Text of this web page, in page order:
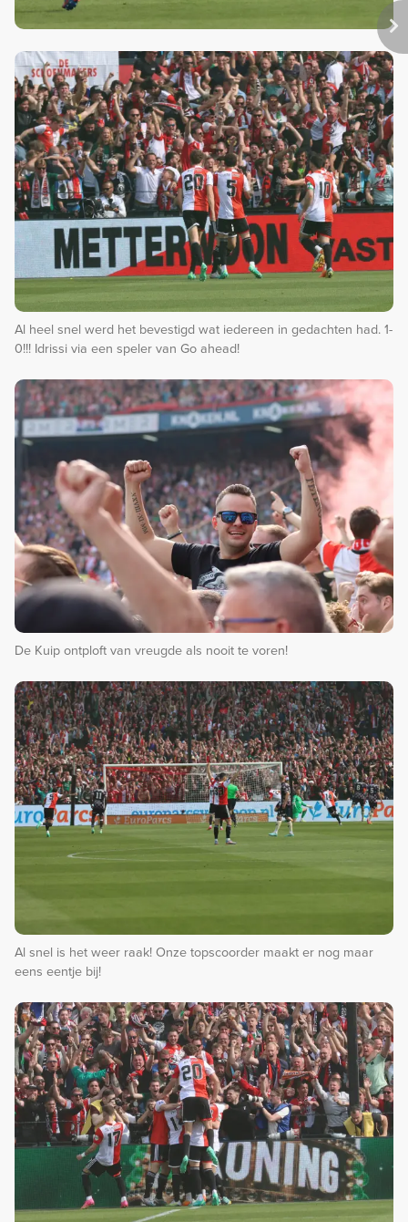
Al heel snel werd het bevestigd wat iedereen in gedachten had. 1-
0!!! Idrissi via een speler van Go ahead!
De Kuip ontploft van vreugde als nooit te voren!
Al snel is het weer raak! Onze topscoorder maakt er nog maar
eens eentje bij!